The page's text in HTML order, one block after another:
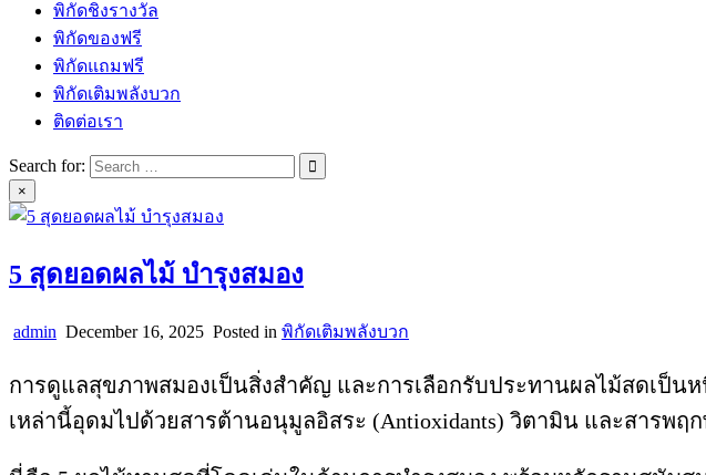
พิกัดชิงรางวัล
พิกัดของฟรี
พิกัดแถมฟรี
พิกัดเติมพลังบวก
ติดต่อเรา
Search for:
×
5 สุดยอดผลไม้ บำรุงสมอง
admin December 16, 2025 Posted in พิกัดเติมพลังบวก
การดูแลสุขภาพสมองเป็นสิ่งสำคัญ และการเลือกรับประทานผลไม้สดเป็น
เหล่านี้อุดมไปด้วยสารต้านอนุมูลอิสระ (Antioxidants) วิตามิน และสารพ